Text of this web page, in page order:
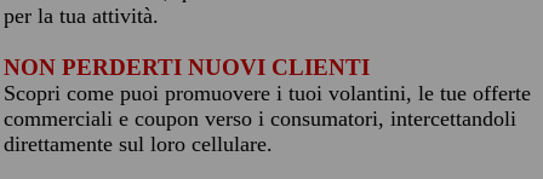
per la tua attività.
NON PERDERTI NUOVI CLIENTI
Scopri come puoi promuovere i tuoi volantini, le tue offerte
commerciali e coupon verso i consumatori, intercettandoli
direttamente sul loro cellulare.